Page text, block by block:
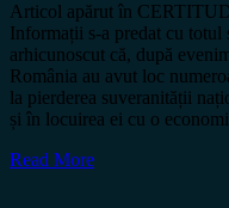
Articol apărut în
Informații s-a predat cu totul
arhicunoscut că, după
România au avut loc
la pierderea suveranității
și în locuirea ei cu o
Read More